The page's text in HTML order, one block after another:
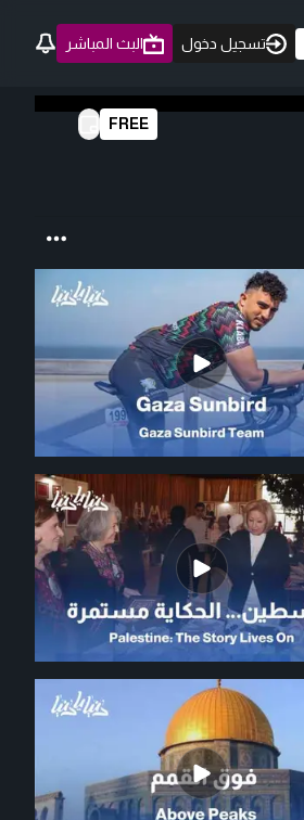
تسجيل دخول البث المباشر
FREE